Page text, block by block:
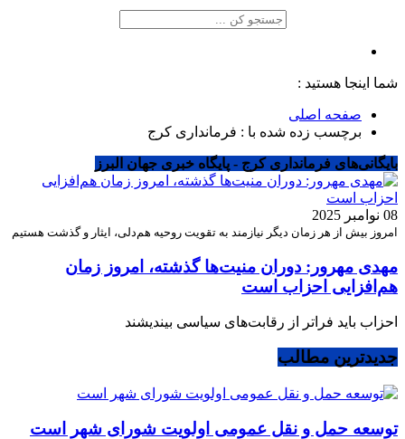
شما اینجا هستید :
صفحه اصلی
برچسب زده شده با : فرمانداری کرج
بایگانی‌های فرمانداری کرج - پایگاه خبری جهان البرز
08 نوامبر 2025
امروز بیش از هر زمان دیگر نیازمند به تقویت روحیه هم‌دلی، ایثار و گذشت هستیم
مهدی مهرور: دوران منیت‌ها گذشته، امروز زمان
هم‌افزایی احزاب است
احزاب باید فراتر از رقابت‌های سیاسی بیندیشند
جدیدترین مطالب
توسعه حمل و نقل عمومی اولویت شورای شهر است